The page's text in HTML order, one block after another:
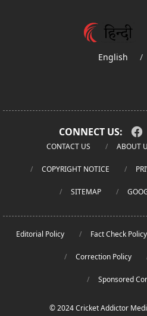
English /
CONNECT US:
CONTACT US ABOUT
COPYRIGHT NOTICE
SITEMAP
Editorial Policy Fact Check Policy
Correction Policy
Sponsored
© 2024 Cricket Addictor